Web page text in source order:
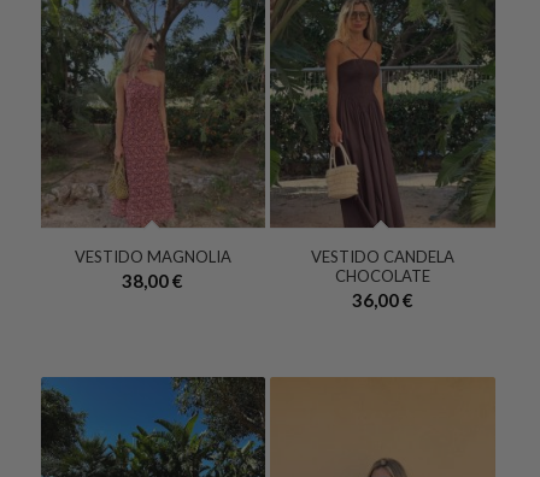
VESTIDO MAGNOLIA
38,00€
VESTIDO CANDELA
CHOCOLATE
36,00€